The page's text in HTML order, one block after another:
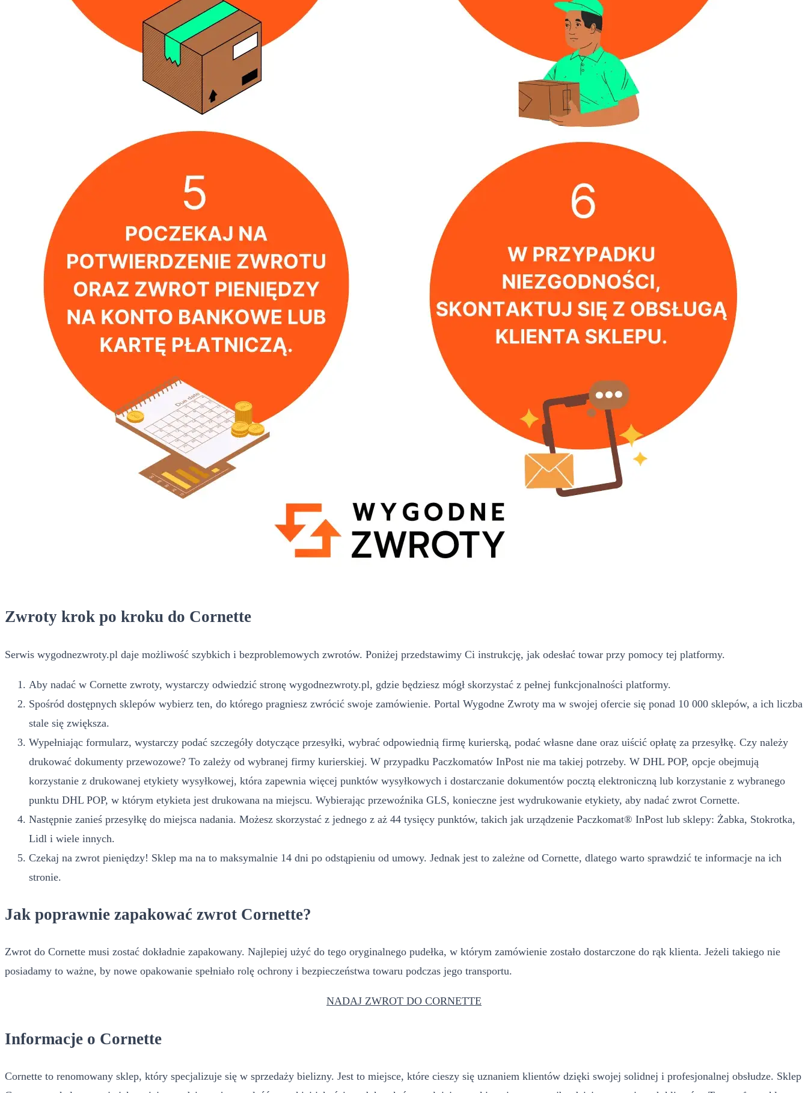
Zwroty krok po kroku do Cornette
Serwis wygodnezwroty.pl daje możliwość szybkich i bezproblemowych zwrotów. Poniżej przedstawimy Ci instrukcję, jak odesłać towar przy pomocy tej platformy.
Aby nadać w Cornette zwroty, wystarczy odwiedzić stronę wygodnezwroty.pl, gdzie będziesz mógł skorzystać z pełnej funkcjonalności platformy.
Spośród dostępnych sklepów wybierz ten, do którego pragniesz zwrócić swoje zamówienie. Portal Wygodne Zwroty ma w swojej ofercie się ponad 10 000 sklepów, a ich liczba
stale się zwiększa.
Wypełniając formularz, wystarczy podać szczegóły dotyczące przesyłki, wybrać odpowiednią firmę kurierską, podać własne dane oraz uiścić opłatę za przesyłkę. Czy należy
drukować dokumenty przewozowe? To zależy od wybranej firmy kurierskiej. W przypadku Paczkomatów InPost nie ma takiej potrzeby. W DHL POP, opcje obejmują
korzystanie z drukowanej etykiety wysyłkowej, która zapewnia więcej punktów wysyłkowych i dostarczanie dokumentów pocztą elektroniczną lub korzystanie z wybranego
punktu DHL POP, w którym etykieta jest drukowana na miejscu. Wybierając przewoźnika GLS, konieczne jest wydrukowanie etykiety, aby nadać zwrot Cornette.
Następnie zanieś przesyłkę do miejsca nadania. Możesz skorzystać z jednego z aż 44 tysięcy punktów, takich jak urządzenie Paczkomat® InPost lub sklepy: Żabka, Stokrotka,
Lidl i wiele innych.
Czekaj na zwrot pieniędzy! Sklep ma na to maksymalnie 14 dni po odstąpieniu od umowy. Jednak jest to zależne od Cornette, dlatego warto sprawdzić te informacje na ich
stronie.
Jak poprawnie zapakować zwrot Cornette?
Zwrot do Cornette musi zostać dokładnie zapakowany. Najlepiej użyć do tego oryginalnego pudełka, w którym zamówienie zostało dostarczone do rąk klienta. Jeżeli takiego nie
posiadamy to ważne, by nowe opakowanie spełniało rolę ochrony i bezpieczeństwa towaru podczas jego transportu.
NADAJ ZWROT DO CORNETTE
Informacje o Cornette
Cornette to renomowany sklep, który specjalizuje się w sprzedaży bielizny. Jest to miejsce, które cieszy się uznaniem klientów dzięki swojej solidnej i profesjonalnej obsłudze. Sklep